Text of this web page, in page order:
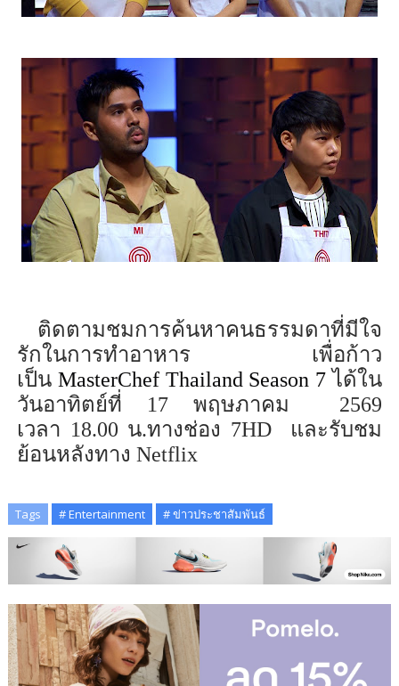
ติดตามชมการค้นหาคนธรรมดาที่มีใจ
รักในการทำอาหาร เพื่อก้าว
เป็น MasterChef Thailand Season 7 ได้ใน
วันอาทิตย์ที่ 17 พฤษภาคม 2569
เวลา 18.00 น.ทางช่อง 7HD และรับชม
ย้อนหลังทาง Netflix
Tags # Entertainment # ข่าวประชาสัมพันธ์